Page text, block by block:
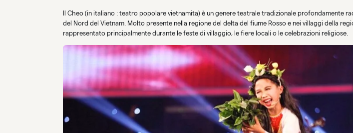
Il Cheo (in italiano : teatro popolare vietnamita) è un genere teatrale tradizionale profondamente
del Nord del Vietnam. Molto presente nella regione del delta del fiume Rosso e nei villaggi della
rappresentato principalmente durante le feste di villaggio, le fiere locali o le celebrazioni religiose.